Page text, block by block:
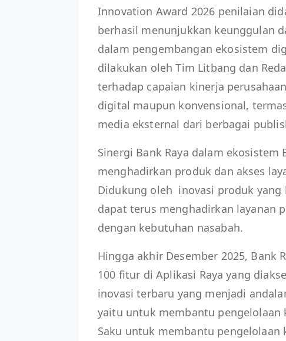
Innovation Award 2026 penilaian
berhasil menunjukkan keunggulan
dalam pengembangan ekosistem
dilakukan oleh Tim Litbang dan
terhadap capaian kinerja
digital maupun konvensional,
media eksternal dari berbagai
Sinergi Bank Raya dalam ekosistem
menghadirkan produk dan akses
Didukung oleh inovasi produk yang
dapat terus menghadirkan layanan
dengan kebutuhan nasabah.
Hingga akhir Desember 2025, Bank
100 fitur di Aplikasi Raya yang
inovasi terbaru yang menjadi
yaitu untuk membantu pengelolaan
Saku untuk membantu pengelolaan